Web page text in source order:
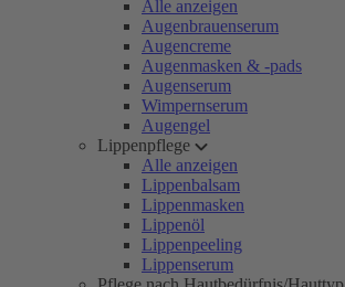
Alle anzeigen
Augenbrauenserum
Augencreme
Augenmasken & -pads
Augenserum
Wimpernserum
Augengel
Lippenpflege
Alle anzeigen
Lippenbalsam
Lippenmasken
Lippenöl
Lippenpeeling
Lippenserum